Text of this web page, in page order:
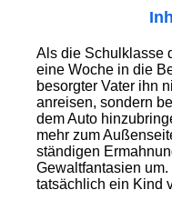
Als die Schulklasse
eine Woche in die
besorgter Vater ihn
anreisen, sondern
dem Auto
mehr zum
ständigen
Gewaltfantasien
tatsächlich ein Kind